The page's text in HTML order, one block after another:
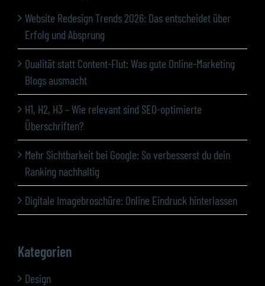
Website Redesign Trends 2026: Das entscheidet über
Erfolg und Absprung
Qualität statt Content-Flut: Was gute Online-Marketing
Blogs ausmacht
H1, H2, H3 – Wie relevant sind SEO-optimierte
Überschriften?
Mehr Sichtbarkeit bei Google: So verbesserst du dein
Ranking nachhaltig
Digitale Imagebroschüre: Online Eindruck hinterlassen
Kategorien
Design